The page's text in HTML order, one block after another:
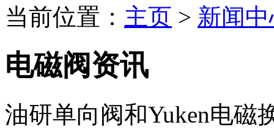
当前位置： 主页 > 新闻
电磁阀资讯
油研单向阀和Yuken电磁